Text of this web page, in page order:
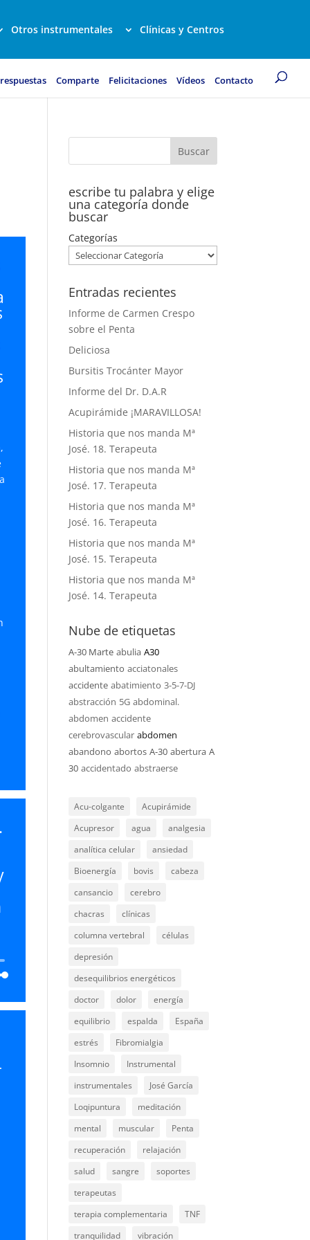
Otros instrumentales
Clínicas y Centros
Comparte Felicitaciones Vídeos Contacto
escribe tu palabra y elige
una categoría donde
buscar
Categorías
Entradas recientes
Informe de Carmen Crespo
sobre el Penta
Deliciosa
Bursitis Trocánter Mayor
Informe del Dr. D.A.R
Acupirámide ¡MARAVILLOSA!
Historia que nos manda Mª
José. 18. Terapeuta
Historia que nos manda Mª
José. 17. Terapeuta
Historia que nos manda Mª
José. 16. Terapeuta
Historia que nos manda Mª
José. 15. Terapeuta
Historia que nos manda Mª
José. 14. Terapeuta
Nube de etiquetas
A-30 Marte abulia A30
abultamiento acciatonales
accidente abatimiento 3-5-7-DJ
abstracción 5G abdominal.
abdomen accidente
cerebrovascular abdomen
abandono abortos A-30 abertura A
30 accidentado abstraerse
Acu-colgante
Acupirámide
Acupresor
agua
analgesia
analítica celular
ansiedad
Bioenergía
bovis
cabeza
cansancio
cerebro
chacras
clínicas
columna vertebral
células
depresión
desequilibrios energéticos
doctor
dolor
energía
equilibrio
espalda
España
estrés
Fibromialgia
Insomnio
Instrumental
instrumentales
José García
Loqipuntura
meditación
mental
muscular
Penta
recuperación
relajación
salud
sangre
soportes
terapeutas
terapia complementaria
TNF
tranquilidad
vibración